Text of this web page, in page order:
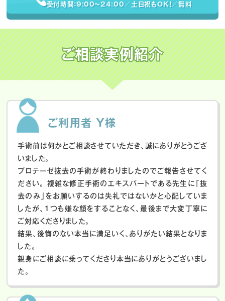
受付時間：9:00〜24:00／土日祝もOK！／無料
ご相談実例紹介
ご利用者 Y様
手術前は何かとご相談させていただき、誠にありがとうござ
いました。
プロテーゼ抜去の手術が終わりましたのでご報告させてく
ださい。
複雑な修正手術のエキスパートである先生に「抜
去のみ」をお願いするのは失礼ではないかと心配していま
したが、１つも嫌な顔をすることなく、最後まで大変丁寧に
ご対応くださりました。
結果、後悔のない本当に満足いく、ありがたい結果となりま
した。
親身にご相談に乗ってくださり本当にありがとうございまし
た。